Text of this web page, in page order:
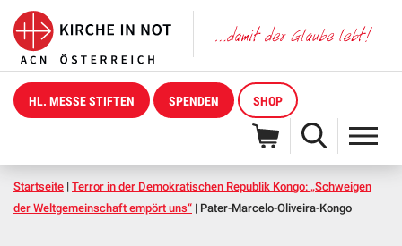
HL. MESSE STIFTEN SPENDEN SHOP
Startseite | Terror in der Demokratischen Republik Kongo: „Schweigen
der Weltgemeinschaft empört uns“ | Pater-Marcelo-Oliveira-Kongo